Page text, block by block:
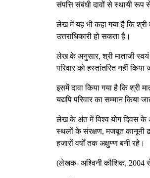
संपत्ति संबंधी दावों से स्थायी
लेख में यह भी कहा गया है कि श्री
उत्तराधिकारी हो सकता है।
लेख के अनुसार, श्री माताजी
परिवार को हस्तांतरित नहीं किया
इसमें दावा किया गया है कि
यद्यपि परिवार का सम्मान किया
लेख के अंत में विश्व योग दिवस के
स्थलों के संरक्षण, मजबूत कानूनी
हजारों वर्षों तक अक्षुण्ण बनी रहे।
(लेखक- अश्विनी कौशिक, 2004